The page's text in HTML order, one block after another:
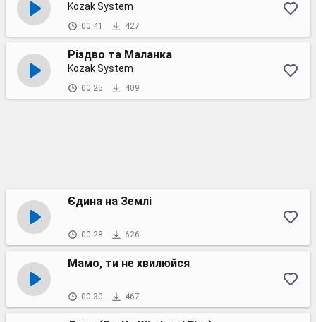
Kozak System
00:41 427
Різдво та Маланка
Kozak System
00:25 409
Єдина на Землі
00:28 626
Мамо, ти не хвилюйся
00:30 467